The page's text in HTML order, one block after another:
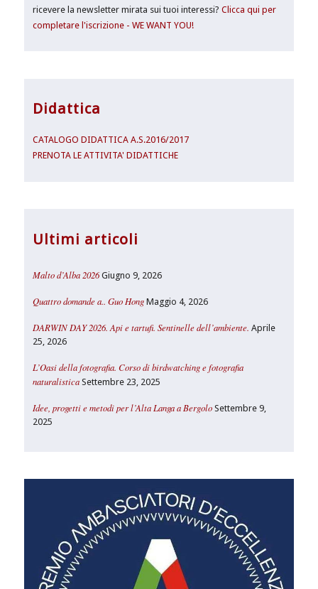
ricevere la newsletter mirata sui tuoi interessi?Clicca qui per
completare l'iscrizione - WE WANT YOU!
Didattica
CATALOGO DIDATTICA A.S.2016/2017
PRENOTA LE ATTIVITA' DIDATTICHE
Ultimi articoli
Malto d’Alba 2026 Giugno 9, 2026
Quattro domande a.. Guo Hong Maggio 4, 2026
DARWIN DAY 2026. Api e tartufi. Sentinelle dell’ambiente. Aprile
25, 2026
L’Oasi della fotografia. Corso di birdwatching e fotografia
naturalistica Settembre 23, 2025
Idee, progetti e metodi per l’Alta Langa a Bergolo Settembre 9,
2025